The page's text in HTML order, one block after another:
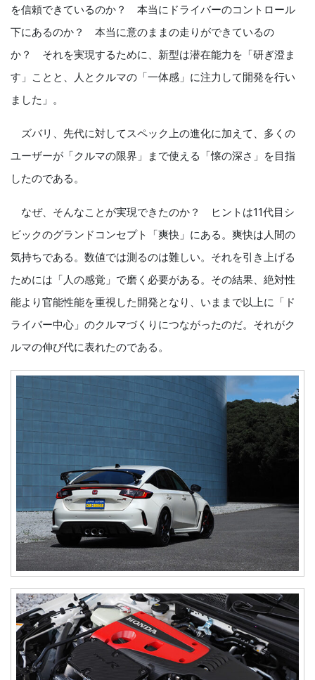
を信頼できているのか？ 本当にドライバーのコントロール
下にあるのか？ 本当に意のままの走りができているの
か？ それを実現するために、新型は潜在能力を「研ぎ澄ま
す」ことと、人とクルマの「一体感」に注力して開発を行い
ました」。
ズバリ、先代に対してスペック上の進化に加えて、多くの
ユーザーが「クルマの限界」まで使える「懐の深さ」を目指
したのである。
なぜ、そんなことが実現できたのか？ ヒントは11代目シ
ビックのグランドコンセプト「爽快」にある。爽快は人間の
気持ちである。数値では測るのは難しい。それを引き上げる
ためには「人の感覚」で磨く必要がある。その結果、絶対性
能より官能性能を重視した開発となり、いままで以上に「ド
ライバー中心」のクルマづくりにつながったのだ。それがク
ルマの伸び代に表れたのである。